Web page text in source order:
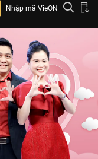
Nhập mã VieON